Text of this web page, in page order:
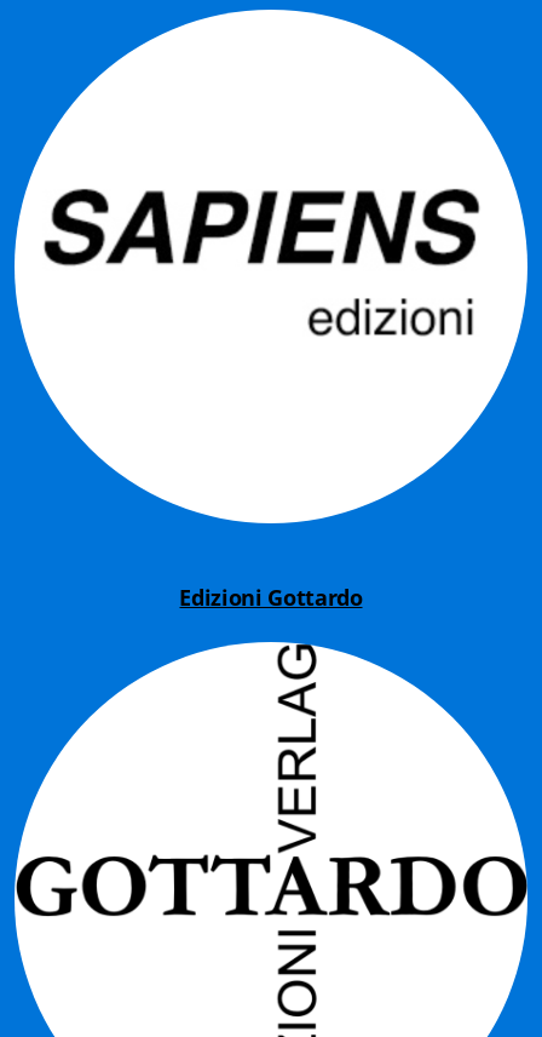
Edizioni Gottardo
Fidia edizioni d'arte
Fidia Architettura
Fidia. Artisti
Fidia. Atti e Documenti
Fidia. Max Museo Chiasso
Fidia. Panoramas - Forces Vives par Jean Petit
Tesi universitarie
Gottardo edizioni
Gottardo ed. Scrittori svizzeri
Gottardo ed. Tempi moderni
Gottardo ed. I cristalli
Giulio Topi editore
La Toppa